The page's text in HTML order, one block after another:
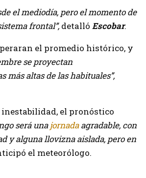
el mediodía, pero el momento de
frontal”, detalló Escobar.
el promedio histórico, y
se proyectan
altas de las habituales”,
el pronóstico
será unajornadaagradable, con
y alguna llovizna aislada, pero en
el meteorólogo.